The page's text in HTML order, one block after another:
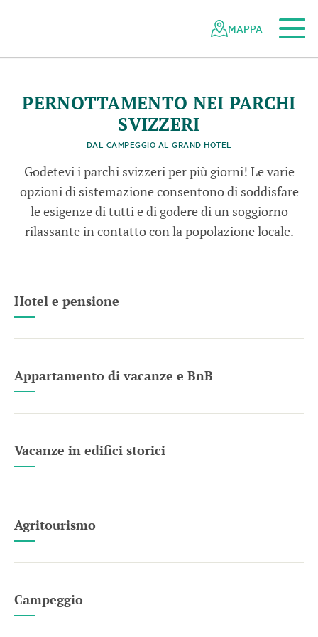
dei
MAPPA
N
a
t
u
r
p
a
r
k
B
e
v
e
r
in©
S
T
-
U
F
AM
M
a
r
c
u s
G
y
g
e r
PERNOTTAMENTO NEI PARCHI
SVIZZERI
DAL CAMPEGGIO AL GRAND HOTEL
Godetevi i parchi svizzeri per più giorni! Le varie
opzioni di sistemazione consentono di soddisfare
le esigenze di tutti e di godere di un soggiorno
rilassante in contatto con la popolazione locale.
Hotel e pensione
Appartamento di vacanze e BnB
Vacanze in edifici storici
Agritourismo
Campeggio